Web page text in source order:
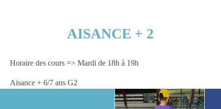
AISANCE + 2
Horaire des cours => Mardi de 18h à 19h
Aisance + 6/7 ans G2